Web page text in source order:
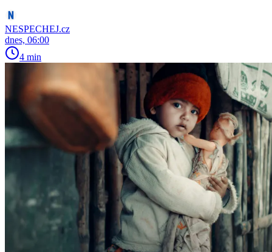
NESPECHEJ.cz
dnes, 06:00
4 min